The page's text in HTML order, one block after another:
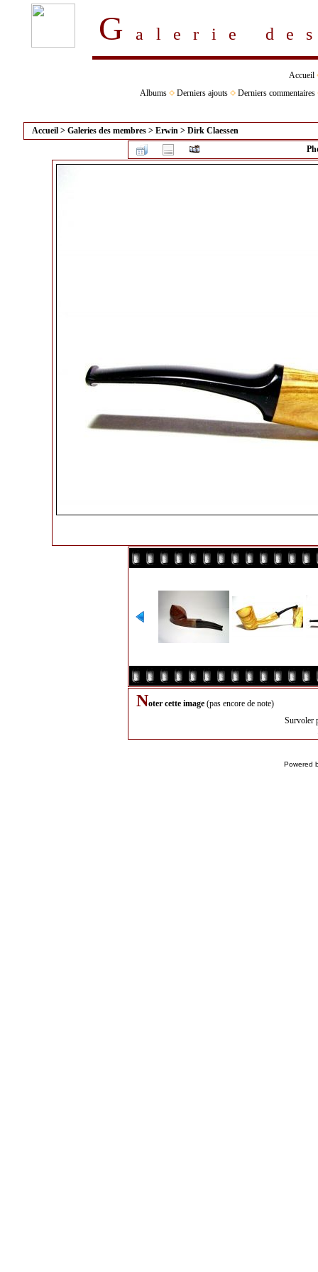
Galerie
Accueil
Albums
Derniers ajouts Derniers commentaires
Accueil > Galeries des membres > Erwin > Dirk Claessen
Noter cette image (pas encore de note)
Survoler
Powered